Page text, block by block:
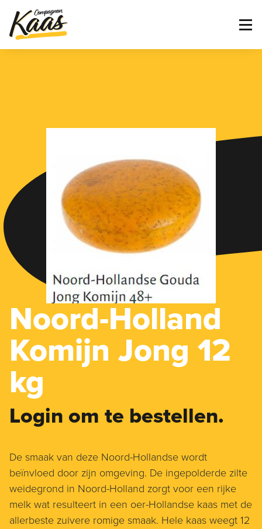
Noord-Holland
Komijn Jong 12
kg
Login om te bestellen.
De smaak van deze Noord-Hollandse wordt
beïnvloed door zijn omgeving. De ingepolderde zilte
weidegrond in Noord-Holland zorgt voor een rijke
melk wat resulteert in een oer-Hollandse kaas met de
allerbeste zuivere romige smaak. Hele kaas weegt 12